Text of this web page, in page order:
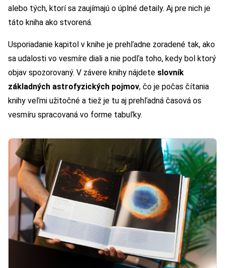
alebo tých, ktorí sa zaujímajú o úplné detaily. Aj pre nich je
táto kniha ako stvorená.
Usporiadanie kapitol v knihe je prehľadne zoradené tak, ako
sa udalosti vo vesmíre diali a nie podľa toho, kedy bol ktorý
objav spozorovaný. V závere knihy nájdete slovník
základných astrofyzických pojmov, čo je počas čítania
knihy veľmi užitočné a tiež je tu aj prehľadná časová os
vesmíru spracovaná vo forme tabuľky.